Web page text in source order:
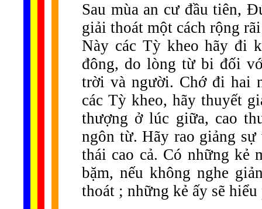
Sau mùa an cư đầu tiên,
giải thoát một cách rộng
Này các Tỳ kheo hãy đi
đông, do lòng từ bi đối
trời và người. Chớ đi hai
các Tỳ kheo, hãy thuyết
thượng ở lúc giữa, cao
ngôn từ. Hãy rao giảng
thái cao cả. Có những
bặm, nếu không nghe
thoát ; những kẻ ấy sẽ